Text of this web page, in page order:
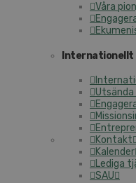
Våra
Internationellt
Kontakt
Kalender
Lediga
SAU